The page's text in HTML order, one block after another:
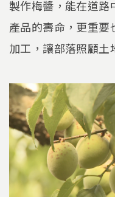
製作梅醬，能在道
產品的壽命，更重要
加工，讓部落照顧土